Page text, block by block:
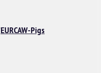
EURCAW-Pigs